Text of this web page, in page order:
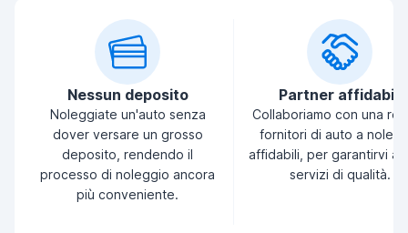
Nessun deposito
Noleggiate un'auto senza
dover versare un grosso
deposito, rendendo il
processo di noleggio ancora
più conveniente.
Partner affidabili
Collaboriamo con una
fornitori di auto a
affidabili, per garantirvi
servizi di qualità.